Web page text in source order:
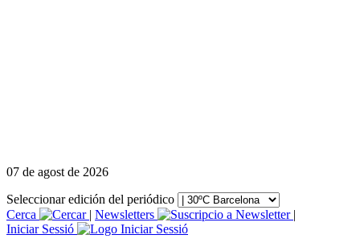
07 de agost de 2026
Seleccionar edición del periódico
Cerca
| Newsletters
|
Iniciar Sessió